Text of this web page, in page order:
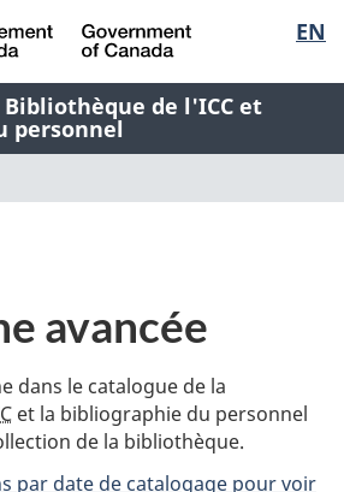
Passer
au
contenu
principal
Passer
à
« À
propos
de
application
Passer
à
la
version
HTML
de
la
EN
de l'ICC et
personnel
avancée
dans le catalogue de la
et la bibliographie du personnel
de la bibliothèque.
par date de catalogage pour voir